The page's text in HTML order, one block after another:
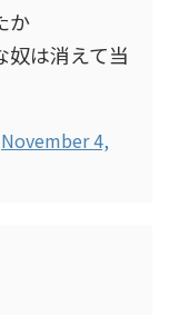
か
奴は消えて当
November 4,